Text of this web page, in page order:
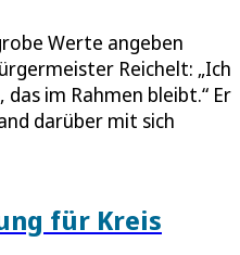
Werte angeben
Reichelt: „Ich
im Rahmen bleibt.“ Er
darüber mit sich
für Kreis